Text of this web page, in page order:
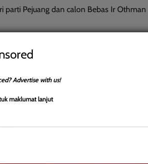
parti Pejuang dan calon Bebas Ir Othman
Advertise with us!
maklumat lanjut